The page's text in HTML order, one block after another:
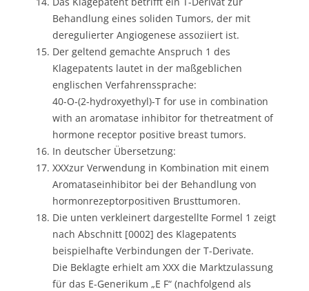
Behandlung eines soliden Tumors, der mit
deregulierter Angiogenese assoziiert ist.
Der geltend gemachte Anspruch 1 des
Klagepatents lautet in der maßgeblichen
englischen Verfahrenssprache:
40-O-(2-hydroxyethyl)-T for use in combination
with an aromatase inhibitor for thetreatment of
hormone receptor positive breast tumors.
In deutscher Übersetzung:
XXXzur Verwendung in Kombination mit einem
Aromataseinhibitor bei der Behandlung von
hormonrezeptorpositiven Brusttumoren.
Die unten verkleinert dargestellte Formel 1 zeigt
nach Abschnitt [0002] des Klagepatents
beispielhafte Verbindungen der T-Derivate.
Die Beklagte erhielt am XXX die Marktzulassung
für das E-Generikum „E F“ (nachfolgend als